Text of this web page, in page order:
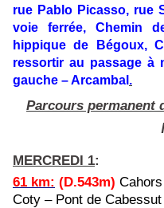
rue Pablo Picasso, rue
voie ferrée, Chemin
hippique de Bégoux,
ressortir au passage à
gauche – Arcambal .
Parcours permanent
MERCREDI 1:
61 km: (D.543m)
Coty – Pont de